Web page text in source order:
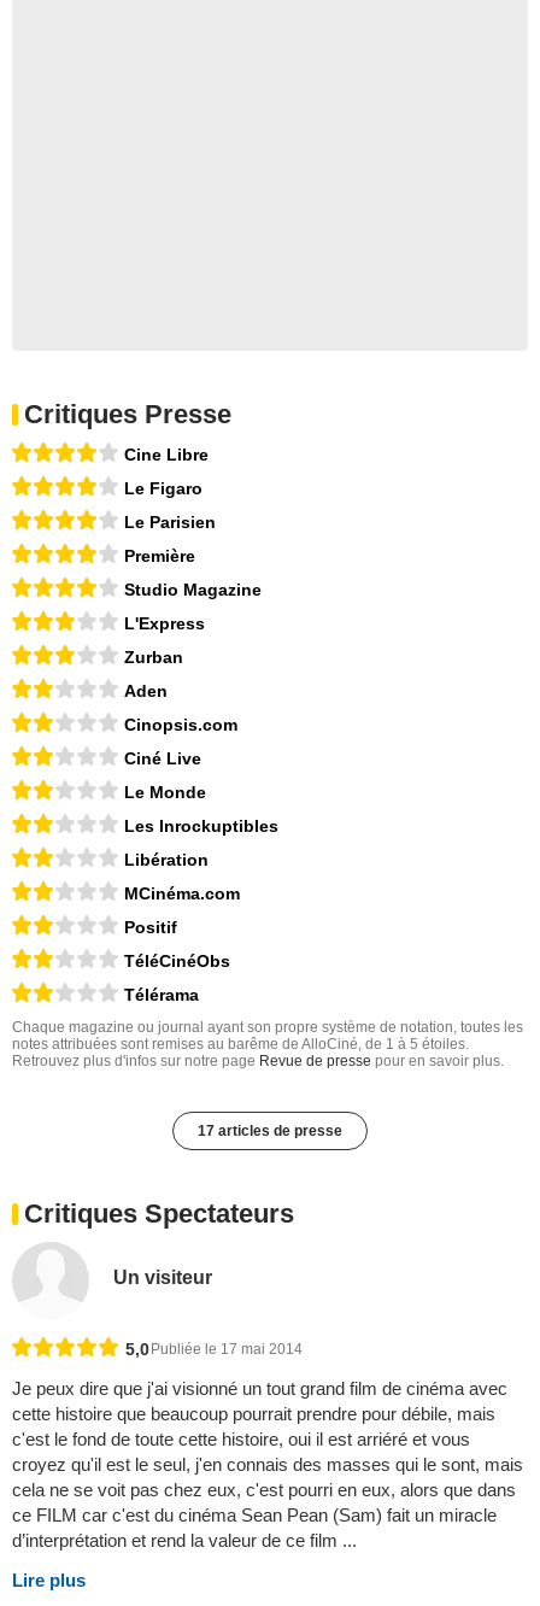
Critiques Presse
Cine Libre
Le Figaro
Le Parisien
Première
Studio Magazine
L'Express
Zurban
Aden
Cinopsis.com
Ciné Live
Le Monde
Les Inrockuptibles
Libération
MCinéma.com
Positif
TéléCinéObs
Télérama
Chaque magazine ou journal ayant son propre système de notation, toutes les
notes attribuées sont remises au barême de AlloCiné, de 1 à 5 étoiles.
Retrouvez plus d'infos sur notre page Revue de presse pour en savoir plus.
17 articles de presse
Critiques Spectateurs
Un visiteur
5,0 Publiée le 17 mai 2014
Je peux dire que j'ai visionné un tout grand film de cinéma avec
cette histoire que beaucoup pourrait prendre pour débile, mais
c'est le fond de toute cette histoire, oui il est arriéré et vous
croyez qu'il est le seul, j'en connais des masses qui le sont, mais
cela ne se voit pas chez eux, c'est pourri en eux, alors que dans
ce FILM car c'est du cinéma Sean Pean (Sam) fait un miracle
d’interprétation et rend la valeur de ce film ...
Lire plus